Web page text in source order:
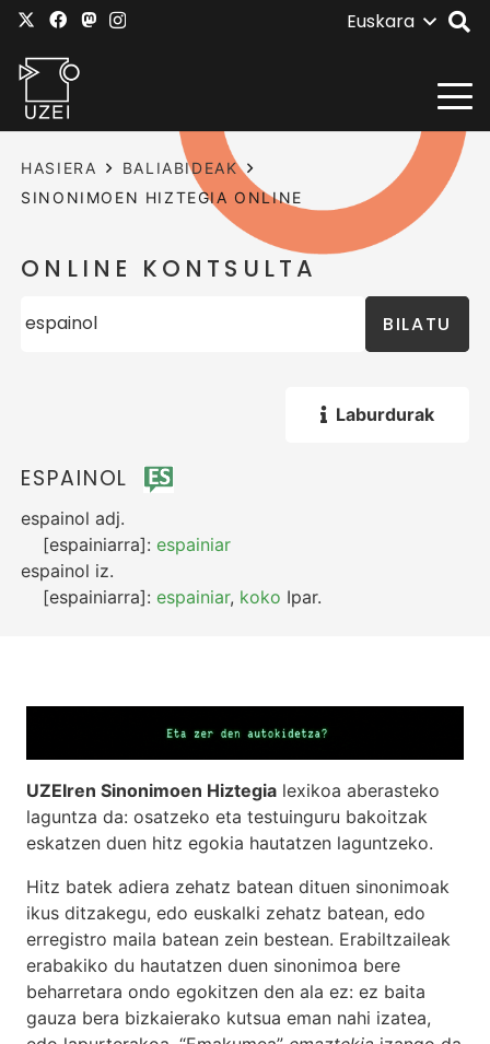
Euskara
HASIERA
BALIABIDEAK
SINONIMOEN HIZTEGIA ONLINE
ONLINE KONTSULTA
BILATU
Laburdurak
ESPAINOL
espainol adj.
[espainiarra]:espainiar
espainol iz.
[espainiarra]:espainiar, koko Ipar.
UZEIren Sinonimoen Hiztegia lexikoa aberasteko
laguntza da: osatzeko eta testuinguru bakoitzak
eskatzen duen hitz egokia hautatzen laguntzeko.
Hitz batek adiera zehatz batean dituen sinonimoak
ikus ditzakegu, edo euskalki zehatz batean, edo
erregistro maila batean zein bestean. Erabiltzaileak
erabakiko du hautatzen duen sinonimoa bere
beharretara ondo egokitzen den ala ez: ez baita
gauza bera bizkaierako kutsua eman nahi izatea,